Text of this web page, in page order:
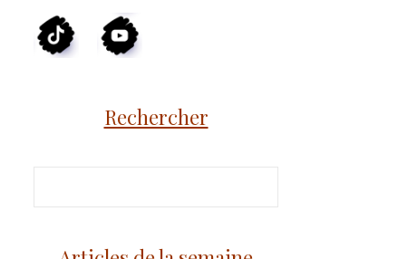
Rechercher